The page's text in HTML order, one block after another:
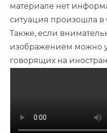
материале нет
ситуация произошла в
Также, если
изображением можно
говорящих на